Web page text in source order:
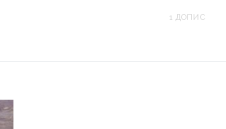
1 ДОПИС